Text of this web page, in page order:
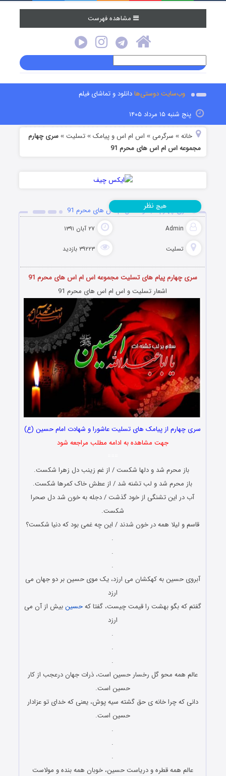
مشاهده فهرست
وب‌سایت دوستی‌هادانلود و تماشای فیلم
پنج شنبه ۱۵ مرداد ۱۴۰۵
خانه » سرگرمی » اس ام اس و پیامک »تسلیت »سری چهارم
مجموعه اس ام اس های محرم 91
سری چهارم مجموعه اس ام اس های محرم 91
Admin ۲۷ آبان ۱۳۹۱
تسلیت ۳۹۲۲۳ بازدید
هیچ نظر
سری چهارم پیام های تسلیت مجموعه اس ام اس های محرم 91
اشعار تسلیت و اس ام اس های محرم 91
سری چهارم از پیامک های تسلیت عاشورا و شهادت امام حسین (ع)
جهت مشاهده به ادامه مطلب مراجعه شود
باز محرم شد و دلها شکست / از غم زینب دل زهرا شکست.
باز محرم شد و لب تشنه شد / از عطش خاک کمرها شکست.
آب در این تشنگی از خود گذشت / دجله به خون شد دل صحرا
شکست.
قاسم و لیلا همه در خون شدند / این چه غمی بود که دنیا شکست؟
.
.
.
آبروی حسین به کهکشان می ارزد، یک موی حسین بر دو جهان می
ارزد
گفتم که بگو بهشت را قیمت چیست، گفتا کهحسینبیش از آن می
ارزد
.
.
.
عالم همه محو گل رخسار حسین است، ذرات جهان درعجب از کار
حسین است.
دانی که چرا خانه ی حق گشته سیه پوش، یعنی که خدای تو عزادار
حسین است.
.
.
.
عالم همه قطره و دریاست حسین، خوبان همه بنده و مولاست